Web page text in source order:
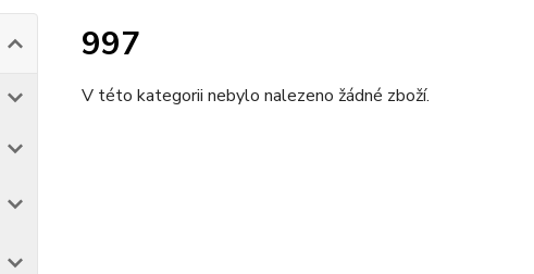
997
V této kategorii nebylo nalezeno žádné zboží.